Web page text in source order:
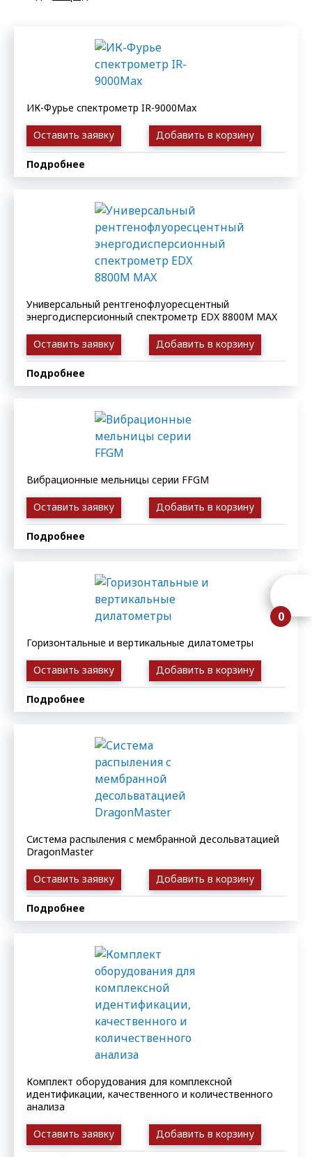
ИК-Фурье спектрометр IR-9000Max
Оставить заявку Добавить в корзину
Подробнее
Универсальный рентгенофлуоресцентный
энергодисперсионный спектрометр EDX 8800M MAX
Оставить заявку Добавить в корзину
Подробнее
Вибрационные мельницы серии FFGM
Оставить заявку Добавить в корзину
Подробнее
Горизонтальные и вертикальные дилатометры
Оставить заявку Добавить в корзину
Подробнее
Система распыления с мембранной десольватацией
DragonMaster
Оставить заявку Добавить в корзину
Подробнее
Комплект оборудования для комплексной
идентификации, качественного и количественного
анализа
Оставить заявку Добавить в корзину
0